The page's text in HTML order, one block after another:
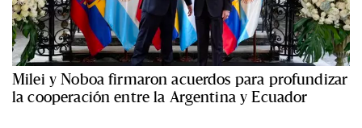
Milei y Noboa firmaron acuerdos para profundizar
la cooperación entre la Argentina y Ecuador